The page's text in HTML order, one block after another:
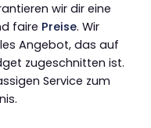
wir dir eine
faire Preise. Wir
Angebot, das auf
zugeschnitten ist.
Service zum